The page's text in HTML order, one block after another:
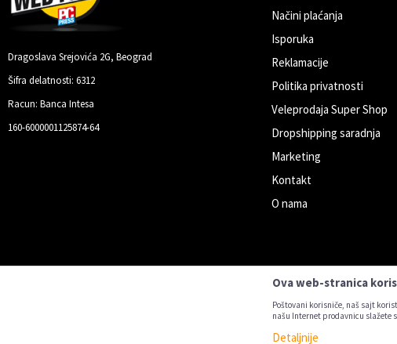
Dragoslava Srejovića 2G, Beograd
Šifra delatnosti: 6312
Racun: Banca Intesa
160-6000001125874-64
Načini plaćanja
Isporuka
Reklamacije
Politika privatnosti
Veleprodaja Super Shop
Dropshipping saradnja
Marketing
Kontakt
O nama
Ova web-stranica
Poštovani korisniče, naš sajt
našu Internet prodavnicu slažete
Detaljnije